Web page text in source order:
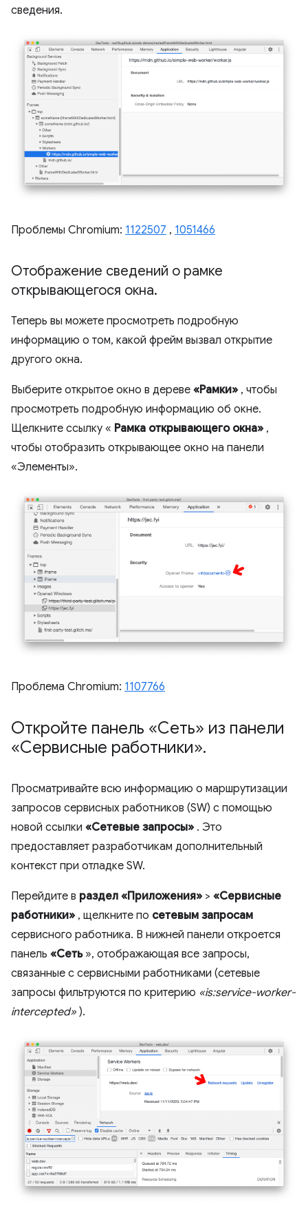
сведения.
Проблемы Chromium: 1122507 , 1051466
Отображение сведений о рамке
открывающегося окна.
Теперь вы можете просмотреть подробную
информацию о том, какой фрейм вызвал открытие
другого окна.
Выберите открытое окно в дереве «Рамки» , чтобы
просмотреть подробную информацию об окне.
Щелкните ссылку « Рамка открывающего окна» ,
чтобы отобразить открывающее окно на панели
«Элементы».
Проблема Chromium: 1107766
Откройте панель «Сеть» из панели
«Сервисные работники».
Просматривайте всю информацию о маршрутизации
запросов сервисных работников (SW) с помощью
новой ссылки «Сетевые запросы» . Это
предоставляет разработчикам дополнительный
контекст при отладке SW.
Перейдите в раздел «Приложения» > «Сервисные
работники» , щелкните по сетевым запросам
сервисного работника. В нижней панели откроется
панель «Сеть», отображающая все запросы,
связанные с сервисными работниками (сетевые
запросы фильтруются по критерию «is:service-worker-
intercepted» ).